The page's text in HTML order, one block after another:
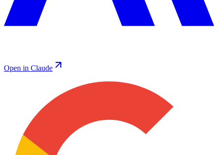
Open in Claude